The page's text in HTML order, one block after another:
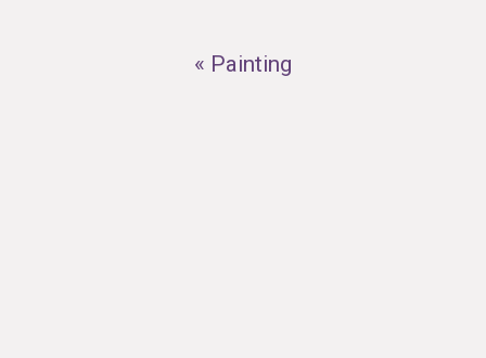
« Painting